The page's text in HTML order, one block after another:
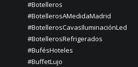
#Botelleros
#BotellerosAMedidaMadrid
#BotellerosCavasIluminaciónLed
#BotellerosRefrigerados
#BufésHoteles
#BuffetLujo